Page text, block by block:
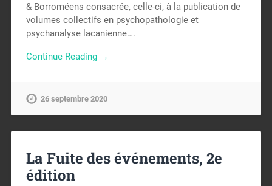
& Borroméens consacrée, celle-ci, à la publication de
volumes collectifs en psychopathologie et
psychanalyse lacanienne….
Continue Reading →
26 septembre 2020
La Fuite des événements, 2e
édition